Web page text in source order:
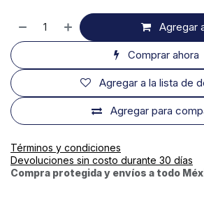
Agregar
Comprar ahora
Agregar para
Agregar a la lista de
Términos y condiciones
Devoluciones sin costo durante 30 días
Compra protegida y envíos a todo